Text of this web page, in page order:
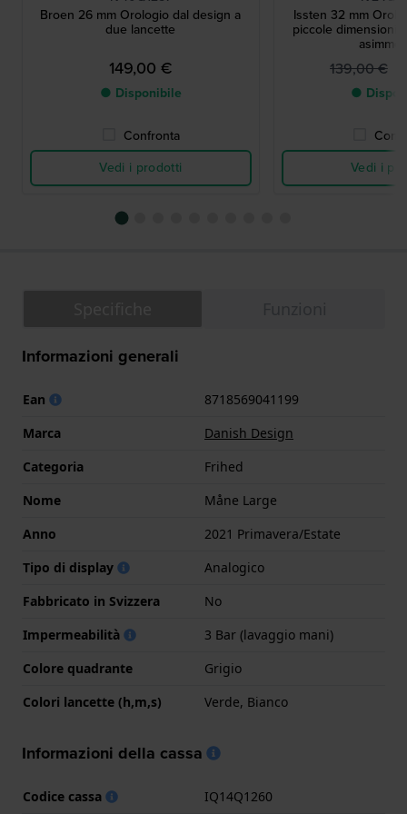
Broen 26 mm Orologio dal design a
due lancette
149,00 €
● Disponibile
Confronta
Vedi i prodotti
Issten 32 mm
piccole dimensioni
139,00 €
●
Vedi i
Informazioni generali
Ean
8718569041199
Marca
Danish Design
Categoria
Frihed
Nome
Måne Large
Anno
2021 Primavera/Estate
Tipo di display
Analogico
Fabbricato in Svizzera
No
Impermeabilità
3 Bar (lavaggio mani)
Colore quadrante
Grigio
Colori lancette (h,m,s)
Verde, Bianco
Informazioni della cassa
Codice cassa
IQ14Q1260